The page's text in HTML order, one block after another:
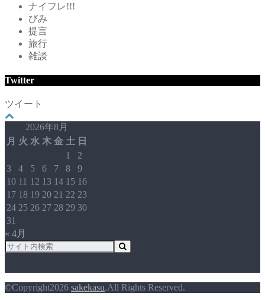
ナイフレ!!!
びみ
提言
旅行
雑談
Twitter
ツイート
2026年8月
月 火 水 木 金 土 日
1
2
3
4 5 6 7 8
9
10 11 12 13 14 15 16
17 18 19 20 21 22 23
24 25 26 27 28 29 30
31
« 4月
©Copyright2026 sakekasu.All Rights Reserved.